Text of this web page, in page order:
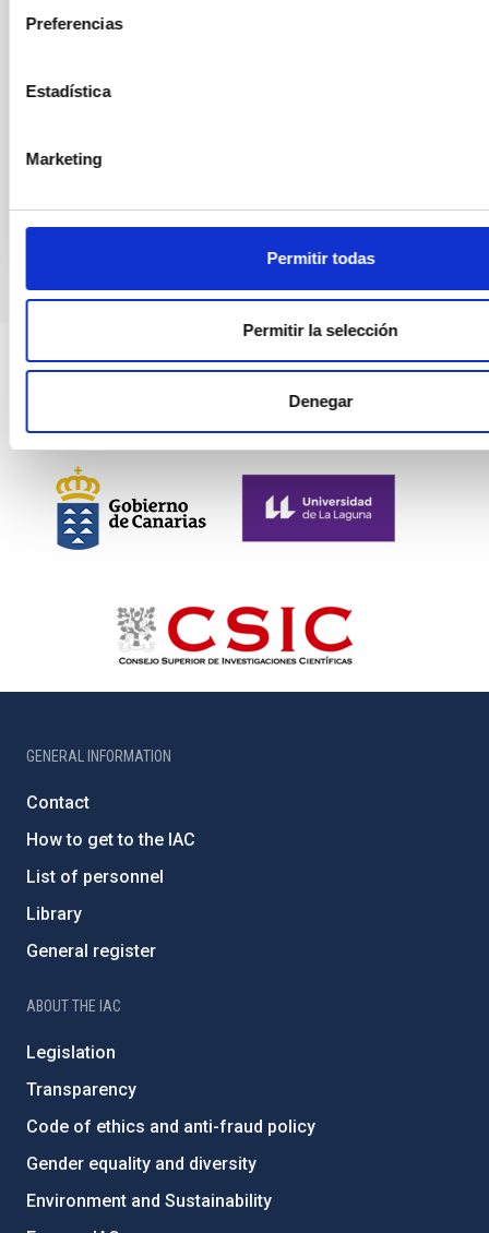
Preferencias
Estadística
Marketing
Permitir todas
Permitir la selección
Denegar
GENERAL INFORMATION
Contact
How to get to the IAC
List of personnel
Library
General register
ABOUT THE IAC
Legislation
Transparency
Code of ethics and anti-fraud policy
Gender equality and diversity
Environment and Sustainability